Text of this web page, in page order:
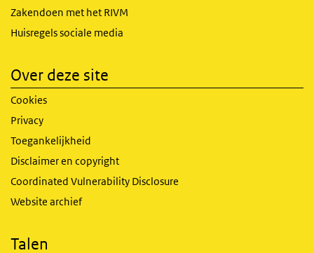
Zakendoen met het RIVM
Huisregels sociale media
Over deze site
Cookies
Privacy
Toegankelijkheid
Disclaimer en copyright
Coordinated Vulnerability Disclosure
Website archief
Talen